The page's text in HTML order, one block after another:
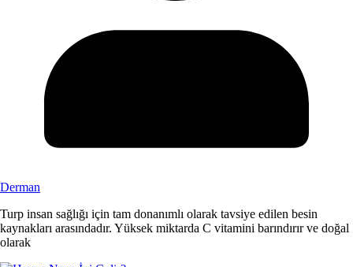
Derman
Turp insan sağlığı için tam donanımlı olarak tavsiye edilen besin
kaynakları arasındadır. Yüksek miktarda C vitamini barındırır ve doğal
olarak